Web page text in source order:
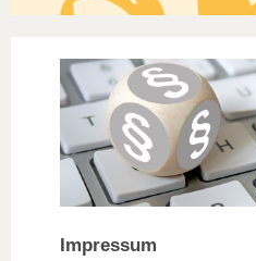
Impressum